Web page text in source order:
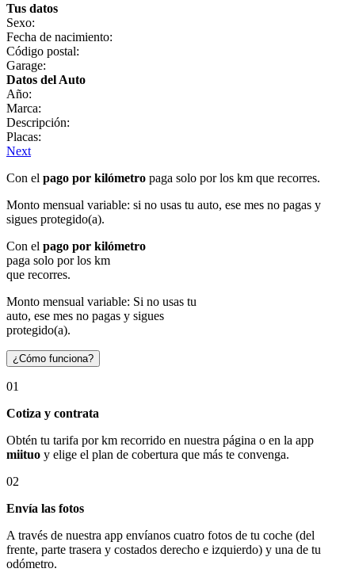
Tus datos
Sexo:
Fecha de nacimiento:
Código postal:
Garage:
Datos del Auto
Año:
Marca:
Descripción:
Placas:
Next
Con el pago por kilómetro paga solo por los km que recorres.
Monto mensual variable: si no usas tu auto, ese mes no pagas y
sigues protegido(a).
Con el pago por kilómetro
paga solo por los km
que recorres.
Monto mensual variable: Si no usas tu
auto, ese mes no pagas y sigues
protegido(a).
¿Cómo funciona?
01
Cotiza y contrata
Obtén tu tarifa por km recorrido en nuestra página o en la app
miituo y elige el plan de cobertura que más te convenga.
02
Envía las fotos
A través de nuestra app envíanos cuatro fotos de tu coche (del
frente, parte trasera y costados derecho e izquierdo) y una de tu
odómetro.